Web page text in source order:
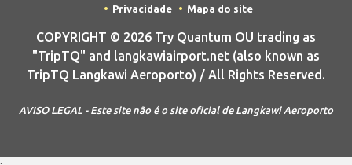
Privacidade
Mapa do site
COPYRIGHT © 2026 Try Quantum OU trading as
"TripTQ" and langkawiairport.net (also known as
TripTQ Langkawi Aeroporto) / All Rights Reserved.
AVISO LEGAL - Este site não é o site oficial de Langkawi Aeroporto